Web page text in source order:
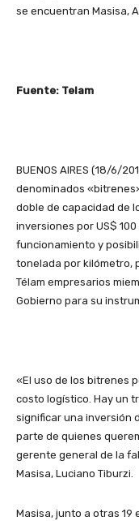
se encuentran Masisa,
Fuente: Telam
BUENOS AIRES (18/6/
denominados
doble de capacidad de
inversiones por US$
funcionamiento y
tonelada por kilómetro,
Télam empresarios
Gobierno para su
«El uso de los bitrenes
costo logístico. Hay un
significar una inversión
parte de quienes
gerente general de la
Masisa, Luciano Tiburzi.
Masisa, junto a otras 19